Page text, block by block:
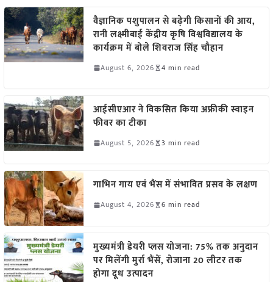
वैज्ञानिक पशुपालन से बढ़ेगी किसानों की आय,
रानी लक्ष्मीबाई केंद्रीय कृषि विश्वविद्यालय के
कार्यक्रम में बोले शिवराज सिंह चौहान
August 6, 2026 4 min read
आईसीएआर ने विकसित किया अफ्रीकी स्वाइन
फीवर का टीका
August 5, 2026 3 min read
गाभिन गाय एवं भैंस में संभावित प्रसव के लक्षण
August 4, 2026 6 min read
मुख्यमंत्री डेयरी प्लस योजना: 75% तक अनुदान
पर मिलेंगी मुर्रा भैंसें, रोजाना 20 लीटर तक
होगा दूध उत्पादन